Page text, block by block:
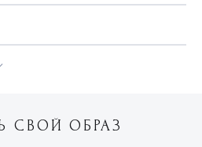
СВОЙ ОБРАЗ